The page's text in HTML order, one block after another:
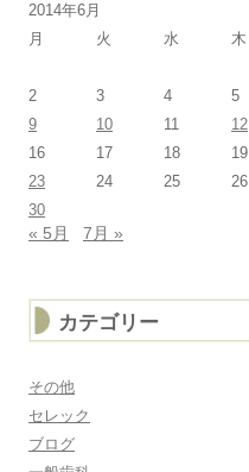
2014年6月
月
火 水 木
2
3 4 5
9
10 11 12
16
17 18 19
23
24 25 26
30
« 5月 7月 »
カテゴリー
その他
セレック
ブログ